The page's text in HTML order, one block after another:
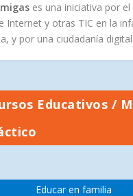
es una iniciativa por
Internet y otras TIC en la
y por una ciudadanía
Educativos /
Educar en familia